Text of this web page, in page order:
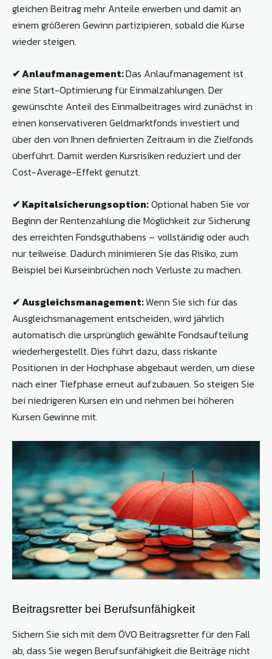
gleichen Beitrag mehr Anteile erwerben und damit an
einem größeren Gewinn partizipieren, sobald die Kurse
wieder steigen.
✔ Anlaufmanagement:Das Anlaufmanagement ist
eine Start-Optimierung für Einmalzahlungen. Der
gewünschte Anteil des Einmalbeitrages wird zunächst in
einen konservativeren Geldmarktfonds investiert und
über den von Ihnen definierten Zeitraum in die Zielfonds
überführt. Damit werden Kursrisiken reduziert und der
Cost-Average-Effekt genutzt.
✔ Kapitalsicherungsoption:Optional haben Sie vor
Beginn der Rentenzahlung die Möglichkeit zur Sicherung
des erreichten Fondsguthabens – vollständig oder auch
nur teilweise. Dadurch minimieren Sie das Risiko, zum
Beispiel bei Kurseinbrüchen noch Verluste zu machen.
✔ Ausgleichsmanagement:Wenn Sie sich für das
Ausgleichsmanagement entscheiden, wird jährlich
automatisch die ursprünglich gewählte Fondsaufteilung
wiederhergestellt. Dies führt dazu, dass riskante
Positionen in der Hochphase abgebaut werden, um diese
nach einer Tiefphase erneut aufzubauen. So steigen Sie
bei niedrigeren Kursen ein und nehmen bei höheren
Kursen Gewinne mit.
Beitragsretter bei Berufsunfähigkeit
Sichern Sie sich mit dem ÖVO Beitragsretter für den Fall
ab, dass Sie wegen Berufsunfähigkeit die Beiträge nicht